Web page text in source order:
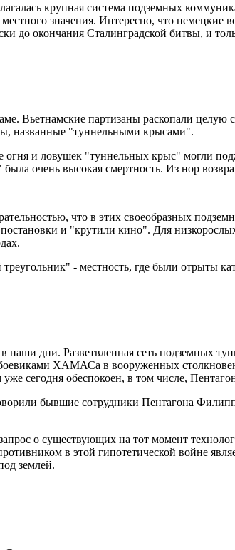
крупная система подземных
значения. Интересно, что немецкие
до окончания Сталинградской битвы, и
Вьетнамские партизаны раскопали
названные "туннельными крысами".
огня и ловушек "туннельных крыс" могли
очень высокая смертность. Из нор
что в этих своеобразных
и "крутили кино". Для
- местность, где были отрыты
дни. Разветвленная сеть подземных
ХАМАСа в вооруженных
сегодня обеспокоен, в том числе,
бывшие сотрудники Пентагона
о существующих на тот момент
в этой гипотетической войне
землей.